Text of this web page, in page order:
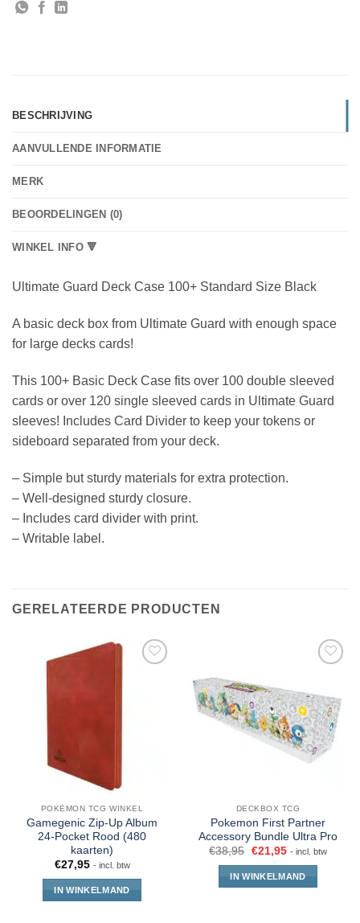
BESCHRIJVING
AANVULLENDE INFORMATIE
MERK
BEOORDELINGEN (0)
WINKEL INFO 🔻
Ultimate Guard Deck Case 100+ Standard Size Black
A basic deck box from Ultimate Guard with enough space
for large decks cards!
This 100+ Basic Deck Case fits over 100 double sleeved
cards or over 120 single sleeved cards in Ultimate Guard
sleeves! Includes Card Divider to keep your tokens or
sideboard separated from your deck.
– Simple but sturdy materials for extra protection.
– Well-designed sturdy closure.
– Includes card divider with print.
– Writable label.
GERELATEERDE PRODUCTEN
POKÉMON TCG WINKEL
Gamegenic Zip-Up Album
24-Pocket Rood (480
kaarten)
€27,95 - incl. btw
IN WINKELMAND
DECKBOX TCG
Pokemon First Partner
Accessory Bundle Ultra Pro
€38,95 €21,95 - incl. btw
IN WINKELMAND